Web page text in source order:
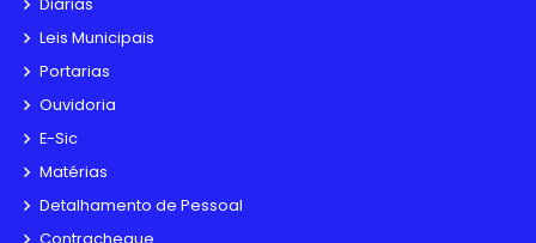
Leis Municipais
Portarias
Ouvidoria
E-Sic
Matérias
Detalhamento de Pessoal
Contracheque